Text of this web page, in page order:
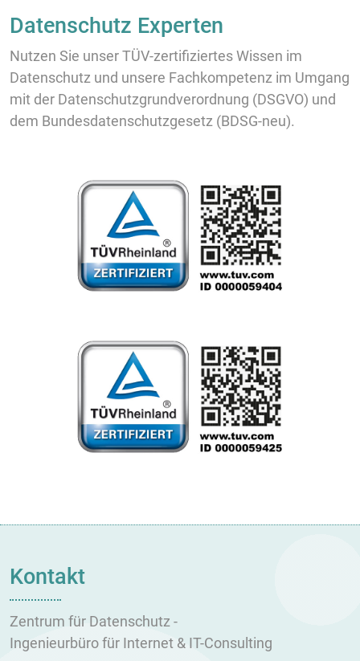
Datenschutz Experten
Nutzen Sie unser TÜV-zertifiziertes Wissen im
Datenschutz und unsere Fachkompetenz im Umgang
mit der Datenschutzgrundverordnung (DSGVO) und
dem Bundesdatenschutzgesetz (BDSG-neu).
Kontakt
Zentrum für Datenschutz -
Ingenieurbüro für Internet & IT-Consulting